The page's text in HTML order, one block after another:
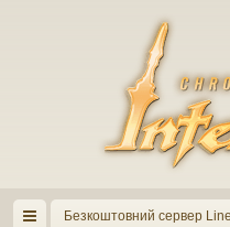
Безкоштовний сервер